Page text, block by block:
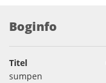
Boginfo
Titel
sumpen